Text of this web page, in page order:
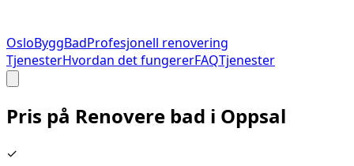
OsloByggBadProfesjonell renovering
TjenesterHvordan det fungererFAQTjenester
Pris på Renovere bad i Oppsal
✓